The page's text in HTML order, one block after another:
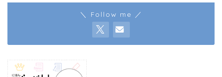
＼ Follow me ／